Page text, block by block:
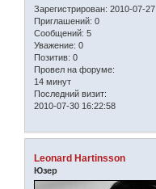
Зарегистрирован: 2010-07-27
Приглашений: 0
Сообщений: 5
Уважение: 0
Позитив: 0
Провел на форуме:
14 минут
Последний визит:
2010-07-30 16:22:58
Leonard Hartinsson
Юзер